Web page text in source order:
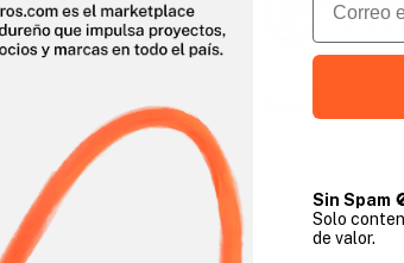
Descripción
Sin Spam
Solo
de valor.